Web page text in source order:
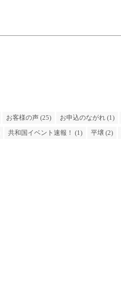
お客様の声 (25) お申込のながれ (1)
共和国イベント速報！ (1) 平壌 (2)